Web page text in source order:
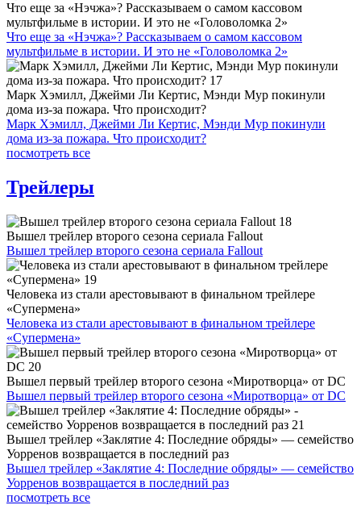
Что еще за «Нэчжа»? Рассказываем о самом кассовом
мультфильме в истории. И это не «Головоломка 2»
Что еще за «Нэчжа»? Рассказываем о самом кассовом
мультфильме в истории. И это не «Головоломка 2»
Марк Хэмилл, Джейми Ли Кертис, Мэнди Мур покинули
дома из-за пожара. Что происходит?
Марк Хэмилл, Джейми Ли Кертис, Мэнди Мур покинули
дома из-за пожара. Что происходит?
посмотреть все
Трейлеры
Вышел трейлер второго сезона сериала Fallout
Вышел трейлер второго сезона сериала Fallout
Человека из стали арестовывают в финальном трейлере
«Супермена»
Человека из стали арестовывают в финальном трейлере
«Супермена»
Вышел первый трейлер второго сезона «Миротворца» от DC
Вышел первый трейлер второго сезона «Миротворца» от DC
Вышел трейлер «Заклятие 4: Последние обряды» — семейство
Уорренов возвращается в последний раз
Вышел трейлер «Заклятие 4: Последние обряды» — семейство
Уорренов возвращается в последний раз
посмотреть все